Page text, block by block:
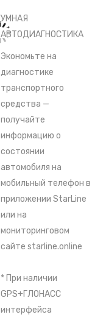
УМНАЯ
АВТОДИАГНОСТИКА
Экономьте на
диагностике
транспортного
средства —
получайте
информацию о
состоянии
автомобиля на
мобильный телефон в
приложении StarLine
или на
мониторинговом
сайте starline.online
* При наличии
GPS+ГЛОНАСС
интерфейса